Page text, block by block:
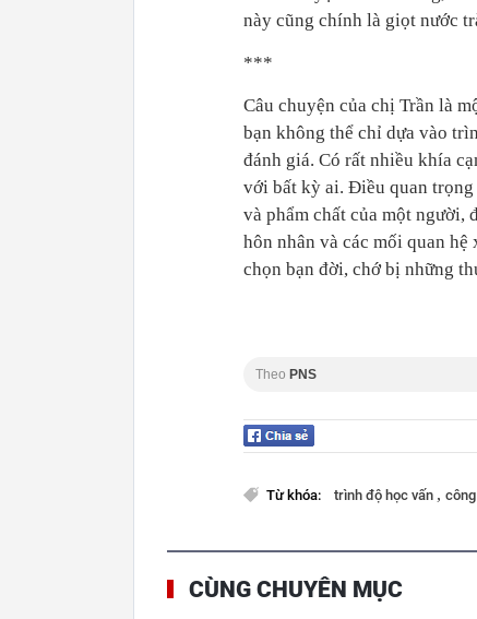
này cũng chính là giọt nước
***
Câu chuyện của chị Trần là
bạn không thể chỉ dựa vào
đánh giá. Có rất nhiều khía
với bất kỳ ai. Điều quan trọng
và phẩm chất của một người,
hôn nhân và các mối quan
chọn bạn đời, chớ bị những
Theo PNS
Từ khóa: trình độ học vấn ,
CÙNG CHUYÊN MỤC